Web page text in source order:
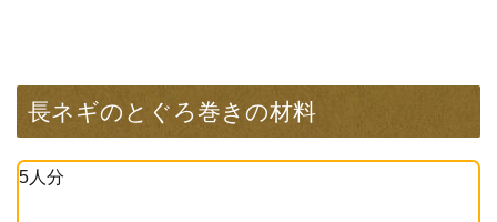
長ネギのとぐろ巻きの材料
5人分